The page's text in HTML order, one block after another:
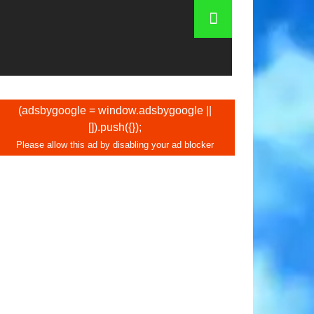
(adsbygoogle = window.adsbygoogle ||
[]).push({});